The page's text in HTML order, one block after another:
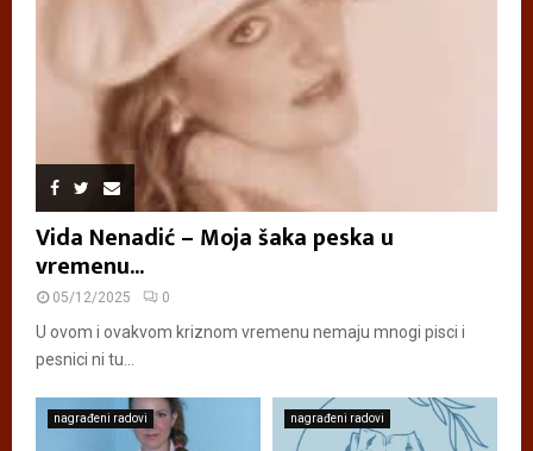
Vida Nenadić – Moja šaka peska u
vremenu...
05/12/2025 0
U ovom i ovakvom kriznom vremenu nemaju mnogi pisci i
pesnici ni tu...
nagrađeni radovi nagrađeni radovi